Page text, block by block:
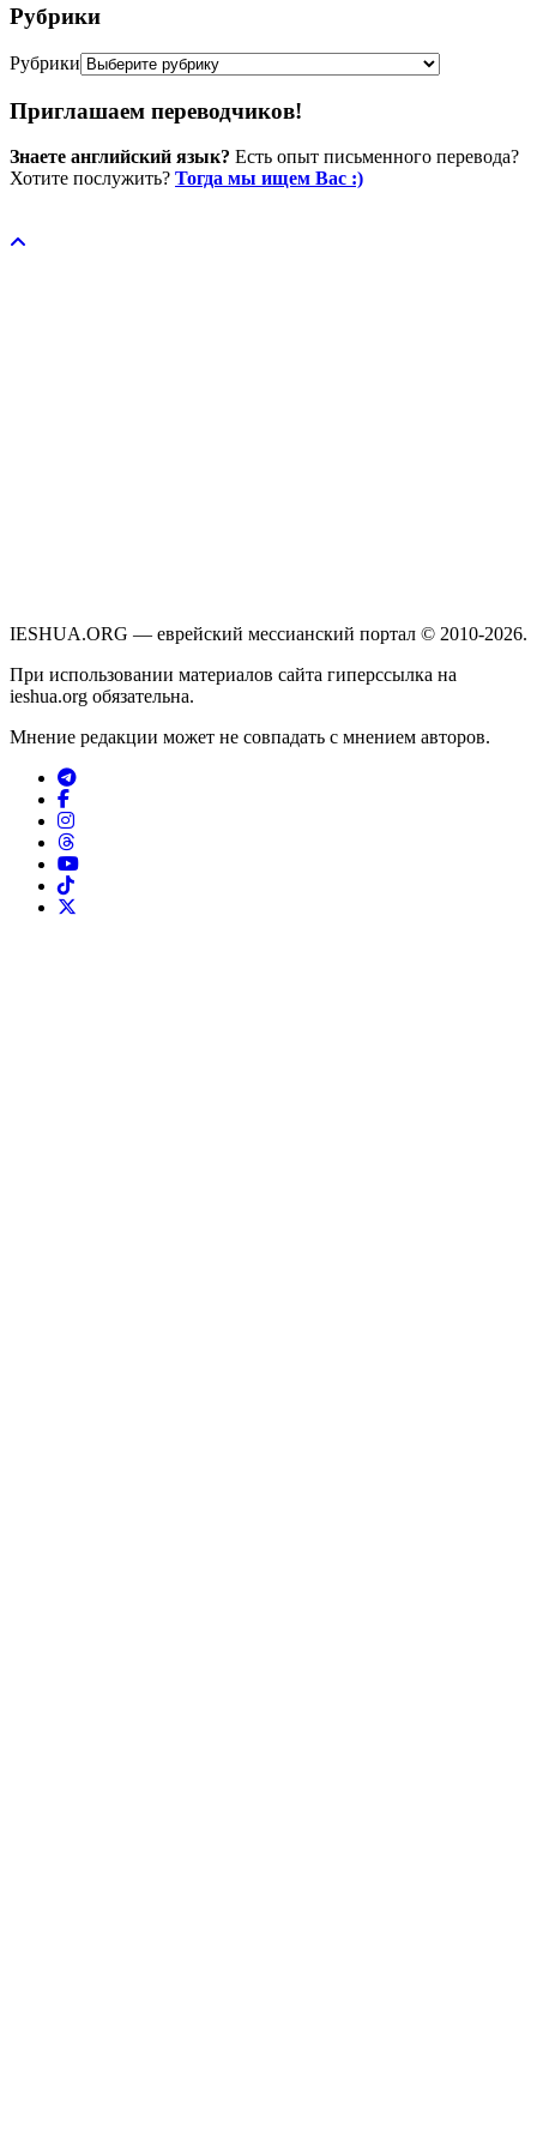
Рубрики
Рубрики
Приглашаем переводчиков!
Знаете английский язык? Есть опыт письменного перевода?
Хотите послужить? Тогда мы ищем Вас :)
IESHUA.ORG — еврейский мессианский портал © 2010-2026.
При использовании материалов сайта гиперссылка на
ieshua.org обязательна.
Мнение редакции может не совпадать с мнением авторов.